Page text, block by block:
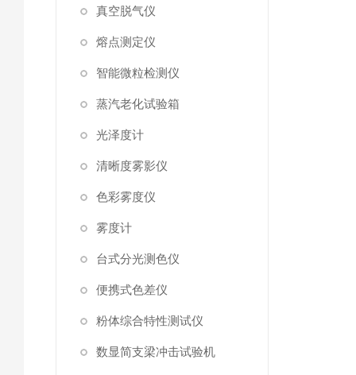
真空脱气仪
熔点测定仪
智能微粒检测仪
蒸汽老化试验箱
光泽度计
清晰度雾影仪
色彩雾度仪
雾度计
台式分光测色仪
便携式色差仪
粉体综合特性测试仪
数显简支梁冲击试验机